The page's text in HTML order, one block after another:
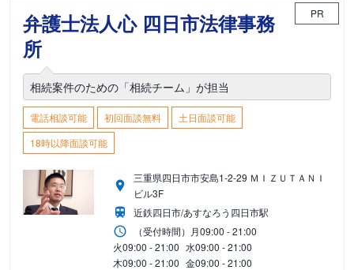
弁護士法人心 四日市法律事務
所
PR
相続案件のための「相続チーム」が担当
電話相談可能 初回面談無料
土日面談可能
18時以降面談可能
三重県四日市市安島1-2-29 ＭＩＺＵＴＡＮＩ
ビル3F
近鉄四日市/あすなろう四日市駅
（受付時間） 月09:00 - 21:00
火09:00 - 21:00 水09:00 - 21:00
木09:00 - 21:00 金09:00 - 21:00